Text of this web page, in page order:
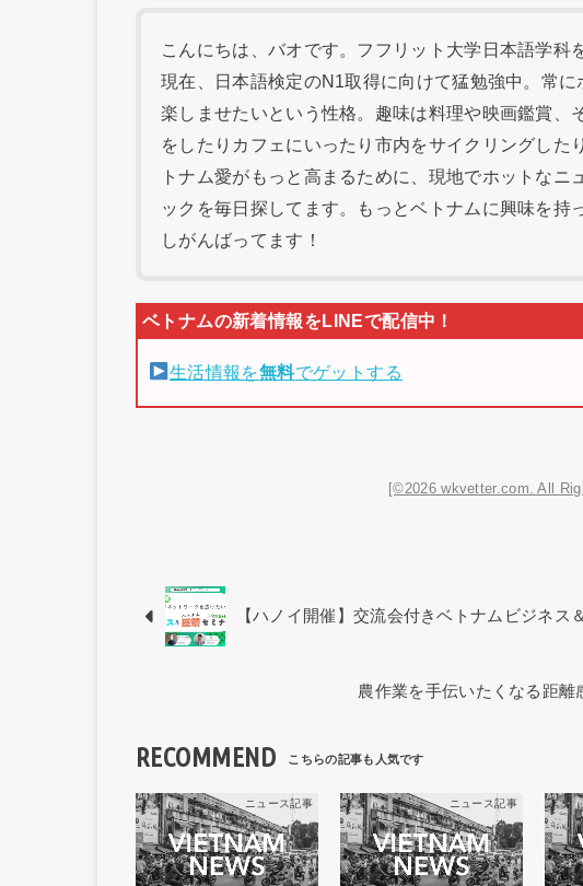
こんにちは、バオです。フフリット大学日本語学科
現在、日本語検定のN1取得に向けて猛勉強中。常
楽しませたいという性格。趣味は料理や映画鑑賞、
をしたりカフェにいったり市内をサイクリングした
トナム愛がもっと高まるために、現地でホットなニ
ックを毎日探してます。もっとベトナムに興味を持
しがんばってます！
生活情報を無料でゲットする
[©2026 wkvetter.com. All
【ハノイ開催】交流会付きベトナムビジネス
農作業を手伝いたくなる距離
RECOMMEND
ニュース記事 ニュース記事